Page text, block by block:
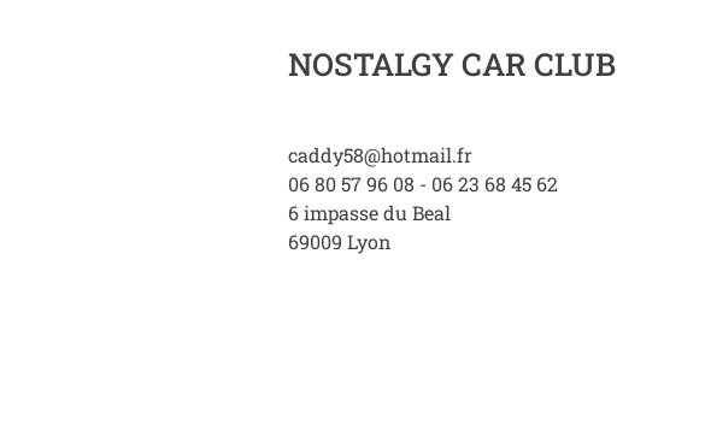
NOSTALGY CAR CLUB
caddy58@hotmail.fr
06 80 57 96 08 - 06 23 68 45 62
6 impasse du Beal
69009 Lyon